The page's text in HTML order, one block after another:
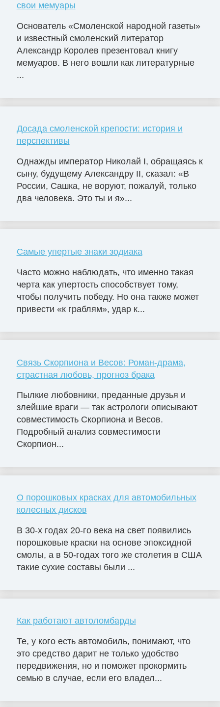
свои мемуары
Основатель «Смоленской народной газеты»
и известный смоленский литератор
Александр Королев презентовал книгу
мемуаров. В него вошли как литературные
...
Досада смоленской крепости: история и
перспективы
Однажды император Николай I, обращаясь к
сыну, будущему Александру II, сказал: «В
России, Сашка, не воруют, пожалуй, только
два человека. Это ты и я»...
Самые упертые знаки зодиака
Часто можно наблюдать, что именно такая
черта как упертость способствует тому,
чтобы получить победу. Но она также может
привести «к граблям», удар к...
Связь Скорпиона и Весов: Роман-драма,
страстная любовь, прогноз брака
Пылкие любовники, преданные друзья и
злейшие враги — так астрологи описывают
совместимость Скорпиона и Весов.
Подробный анализ совместимости
Скорпион...
О порошковых красках для автомобильных
колесных дисков
В 30-х годах 20-го века на свет появились
порошковые краски на основе эпоксидной
смолы, а в 50-годах того же столетия в США
такие сухие составы были ...
Как работают автоломбарды
Те, у кого есть автомобиль, понимают, что
это средство дарит не только удобство
передвижения, но и поможет прокормить
семью в случае, если его владел...